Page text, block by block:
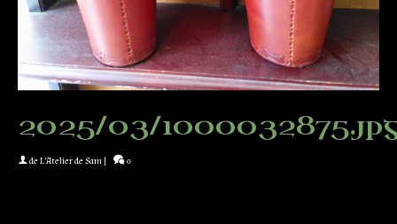
2025/03/
deL'Atelier de Sam | 0